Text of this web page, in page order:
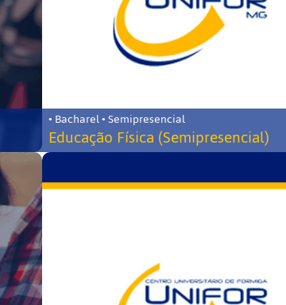
• Bacharel • Semipresencial
Educação Física (Semipresencial)